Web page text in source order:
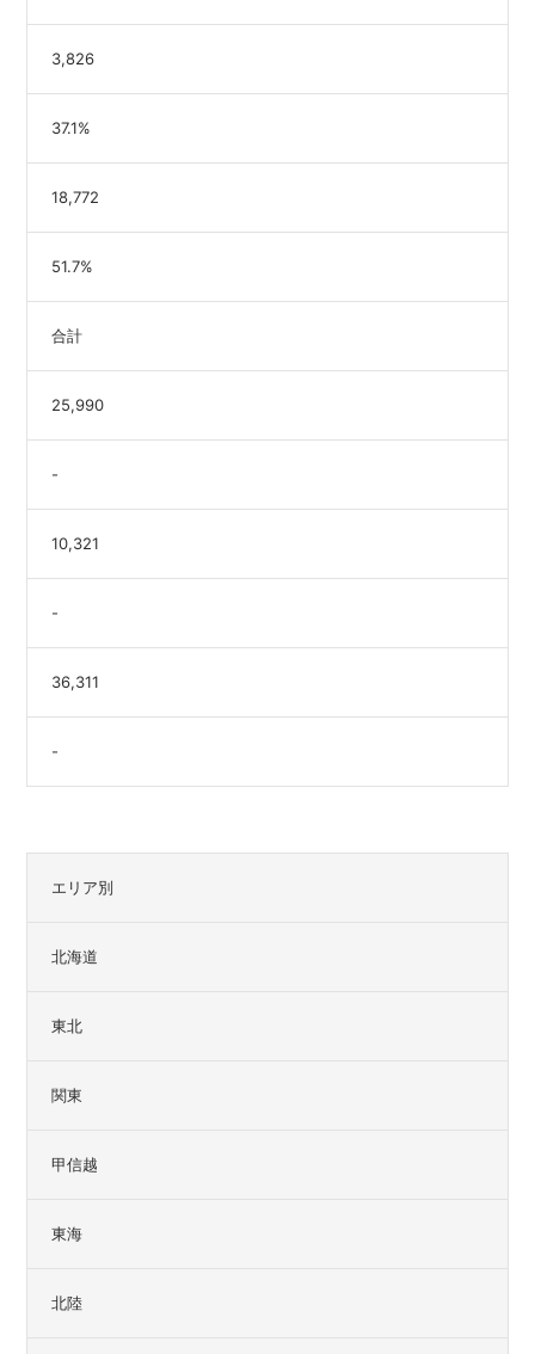
3,826
37.1%
18,772
51.7%
合計
25,990
-
10,321
-
36,311
-
エリア別
北海道
東北
関東
甲信越
東海
北陸